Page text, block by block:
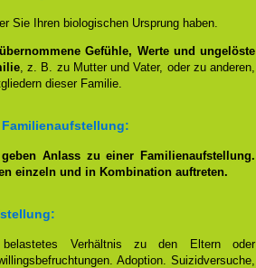
Sie Ihren biologischen Ursprung haben.
Gefühle, Werte und ungelöste
, z. B. zu Mutter und Vater, oder zu anderen,
dieser Familie.
Anlass zu einer Familienaufstellung.
einzeln und in Kombination auftreten.
belastetes Verhältnis zu den Eltern oder
Adoption. Suizidversuche,